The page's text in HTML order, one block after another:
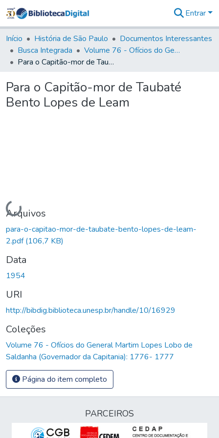
&
Coleções
Tudo na
Biblioteca
Estatísticas
Entrar
Início História de São Paulo
Documentos Interessantes
Busca Integrada
Volume 76 - Ofícios do General Martim Lopes Lobo de Saldanha (Governador da Capitania): 1776- 1777
Para o Capitão-mor de Taubaté Bento Lopes de Leam
Para o Capitão-mor de Taubaté
Bento Lopes de Leam
Carregando...
Arquivos
para-o-capitao-mor-de-taubate-bento-lopes-de-leam-
2.pdf(106,7 KB)
Data
1954
URI
http://bibdig.biblioteca.unesp.br/handle/10/16929
Coleções
Volume 76 - Ofícios do General Martim Lopes Lobo de
Saldanha (Governador da Capitania): 1776- 1777
Página do item completo
PARCEIROS